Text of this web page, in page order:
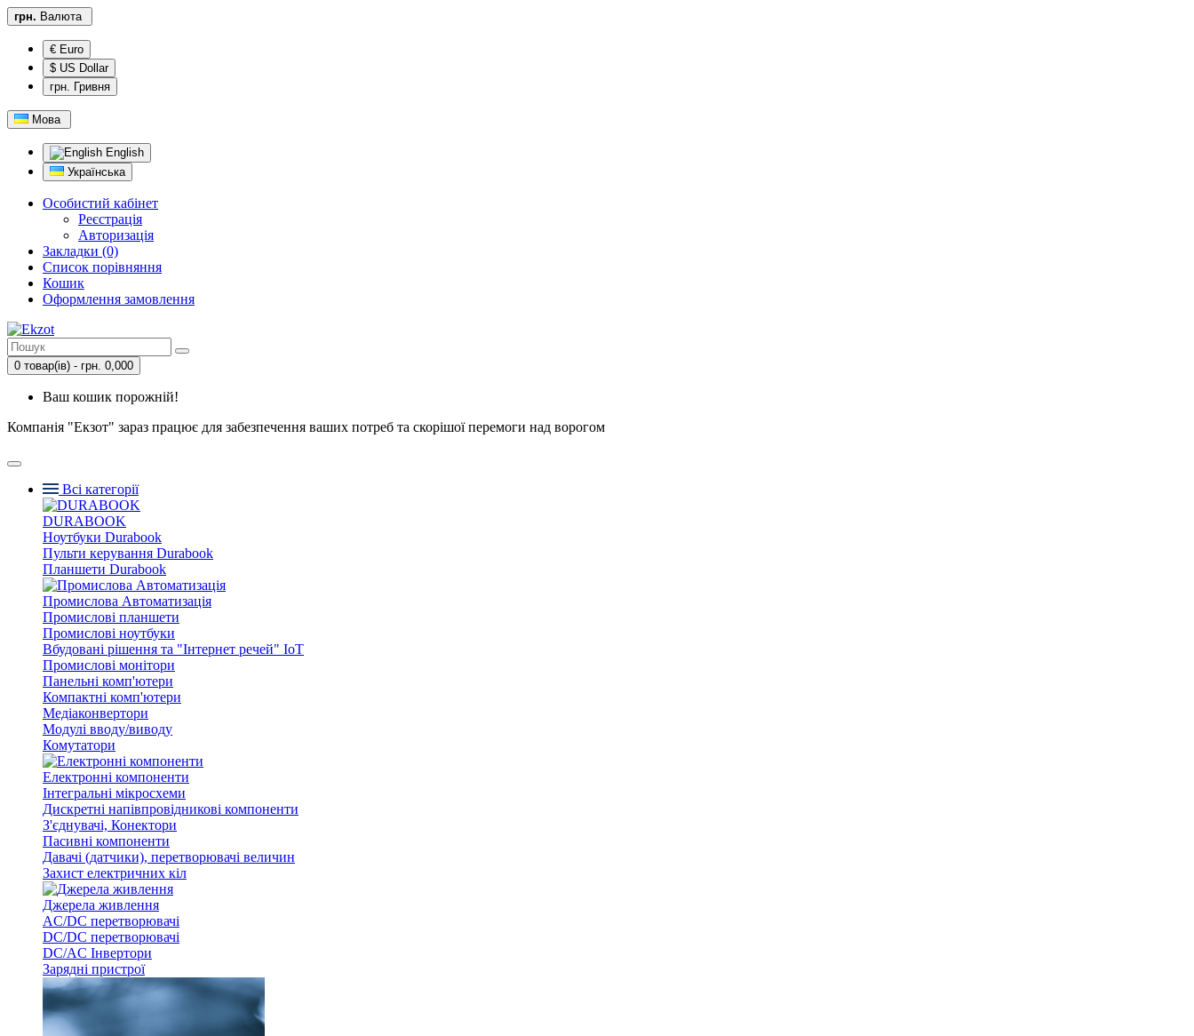
грн. Валюта
€ Euro
$ US Dollar
грн. Гривня
Мова
English
Українська
Особистий кабінет
Реєстрація
Авторизація
Закладки (0)
Список порівняння
Кошик
Оформлення замовлення
0 товар(ів) - грн. 0,000
Ваш кошик порожній!
Компанія "Екзот" зараз працює для забезпечення ваших потреб та скорішої перемоги над ворогом
Всі категорії
DURABOOK
Ноутбуки Durabook
Пульти керування Durabook
Планшети Durabook
Промислова Автоматизація
Промислові планшети
Промислові ноутбуки
Вбудовані рішення та "Інтернет речей" IoT
Промислові монітори
Панельні комп'ютери
Компактні комп'ютери
Медіаконвертори
Модулі вводу/виводу
Комутатори
Електронні компоненти
Інтегральні мікросхеми
Дискретні напівпровідникові компоненти
З'єднувачі, Конектори
Пасивні компоненти
Давачі (датчики), перетворювачі величин
Захист електричних кіл
Джерела живлення
AC/DC перетворювачі
DC/DC перетворювачі
DC/AC Інвертори
Зарядні пристрої